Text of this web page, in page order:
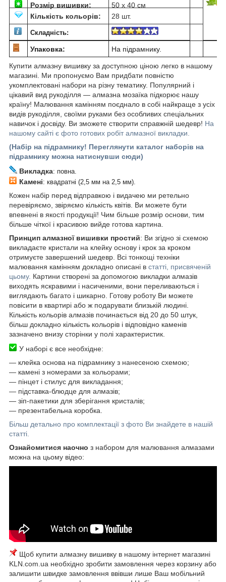
Розмір вишивки:
50 х 40 см
Кількість кольорів:
28 шт.
Складність:
Упаковка: На підрамнику.
Купити алмазну вишивку за доступною ціною легко в нашому
магазині. Ми пропонуємо Вам придбати повністю
укомплектовані набори на різну тематику. Популярний і
цікавий вид рукоділля ― алмазна мозаїка підкорює нашу
країну! Малювання камінням поєднало в собі найкраще з усіх
видів рукоділля, своїми руками без особливих спеціальних
навичок і досвіду. Ви зможете створити справжній шедевр! На
нашому сайті є фото готових робіт алмазної викладки.
(Набір на підрамнику! Переглянути каталог наборів на
підрамнику можна натиснувши сюди)
Викладка: повна.
Камені: квадратні (2,5 мм на 2,5 мм).
Кожен набір перед відправкою і видачею ми ретельно
перевіряємо, звіряємо кількість квітів. Ви можете бути
впевнені в якості продукції! Чим більше розмір основи, тим
більше чіткої і красивою вийде готова картина.
Принцип алмазної вишивки простий: Ви згідно зі схемою
викладаєте кристали на клейку основу і крок за кроком
отримуєте завершений шедевр. Всі тонкощі техніки
малювання камінням докладно описані в статті, присвяченій
цьому. Картини створені за допомогою викладки алмазів
виходять яскравими і насиченими, вони переливаються і
виглядають багато і шикарно. Готову роботу Ви можете
повісити в квартирі або ж подарувати близькій людині.
Кількість кольорів алмазів починається від 20 до 50 штук,
більш докладно кількість кольорів і відповідно каменів
зазначено внизу сторінки у полі характеристик.
У наборі є все необхідне:
― клейка основа на підрамнику з нанесеною схемою;
― камені з номерами за кольорами;
― пінцет і стилус для викладання;
― підставка-блюдце для алмазів;
― зіп-пакетики для зберігання кристалів;
― презентабельна коробка.
Більш детально про комплектації з фото Ви знайдете в нашій
статті.
Ознайомитися наочно з набором для малювання алмазами
можна на цьому відео:
Щоб купити алмазну вишивку в нашому інтернет магазині
KLN.com.ua необхідно зробити замовлення через корзину або
залишити швидке замовлення ввівши лише Ваш мобільний